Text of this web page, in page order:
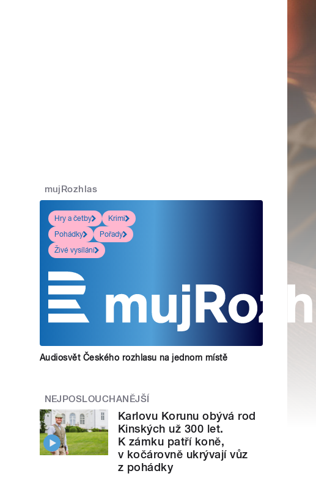
mujRozhlas
Hry a četby
Krimi
Pohádky
Pořady
Živé vysílání
Audiosvět Českého rozhlasu na jednom místě
NEJPOSLOUCHANĚJŠÍ
Karlovu Korunu obývá rod
Kinských už 300 let.
K zámku patří koně,
v kočárovně ukrývají vůz
z pohádky